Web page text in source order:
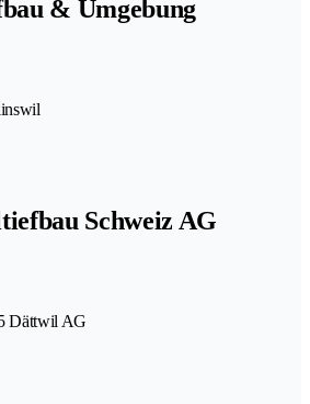
& Umgebung
Schweiz AG
Dättwil AG